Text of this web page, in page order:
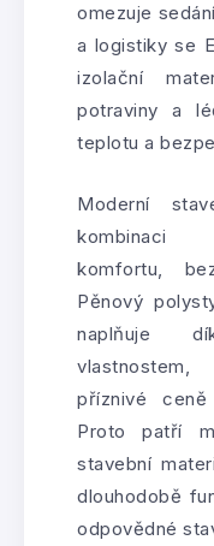
omezuje
a logistiky se
izolační
potraviny a
teplotu a
Moderní
kombinaci
komfortu,
Pěnový
naplňuje
příznivé
Proto patří
stavební
dlouhodobě
odpovědné